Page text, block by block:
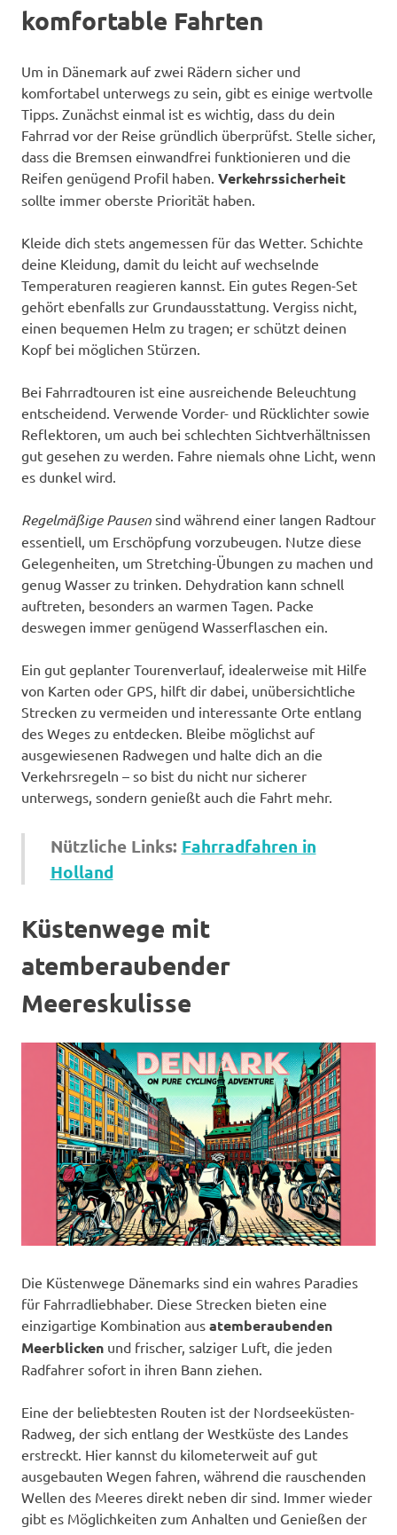
komfortable Fahrten
Um in Dänemark auf zwei Rädern sicher und
komfortabel unterwegs zu sein, gibt es einige wertvolle
Tipps. Zunächst einmal ist es wichtig, dass du dein
Fahrrad vor der Reise gründlich überprüfst. Stelle sicher,
dass die Bremsen einwandfrei funktionieren und die
Reifen genügend Profil haben. Verkehrssicherheit
sollte immer oberste Priorität haben.
Kleide dich stets angemessen für das Wetter. Schichte
deine Kleidung, damit du leicht auf wechselnde
Temperaturen reagieren kannst. Ein gutes Regen-Set
gehört ebenfalls zur Grundausstattung. Vergiss nicht,
einen bequemen Helm zu tragen; er schützt deinen
Kopf bei möglichen Stürzen.
Bei Fahrradtouren ist eine ausreichende Beleuchtung
entscheidend. Verwende Vorder- und Rücklichter sowie
Reflektoren, um auch bei schlechten Sichtverhältnissen
gut gesehen zu werden. Fahre niemals ohne Licht, wenn
es dunkel wird.
Regelmäßige Pausen sind während einer langen Radtour
essentiell, um Erschöpfung vorzubeugen. Nutze diese
Gelegenheiten, um Stretching-Übungen zu machen und
genug Wasser zu trinken. Dehydration kann schnell
auftreten, besonders an warmen Tagen. Packe
deswegen immer genügend Wasserflaschen ein.
Ein gut geplanter Tourenverlauf, idealerweise mit Hilfe
von Karten oder GPS, hilft dir dabei, unübersichtliche
Strecken zu vermeiden und interessante Orte entlang
des Weges zu entdecken. Bleibe möglichst auf
ausgewiesenen Radwegen und halte dich an die
Verkehrsregeln – so bist du nicht nur sicherer
unterwegs, sondern genießt auch die Fahrt mehr.
Nützliche Links: Fahrradfahren in
Holland
Küstenwege mit
atemberaubender
Meereskulisse
Die Küstenwege Dänemarks sind ein wahres Paradies
für Fahrradliebhaber. Diese Strecken bieten eine
einzigartige Kombination aus atemberaubenden
Meerblicken und frischer, salziger Luft, die jeden
Radfahrer sofort in ihren Bann ziehen.
Eine der beliebtesten Routen ist der Nordseeküsten-
Radweg, der sich entlang der Westküste des Landes
erstreckt. Hier kannst du kilometerweit auf gut
ausgebauten Wegen fahren, während die rauschenden
Wellen des Meeres direkt neben dir sind. Immer wieder
gibt es Möglichkeiten zum Anhalten und Genießen der